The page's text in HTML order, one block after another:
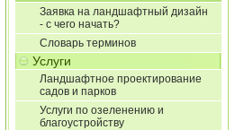
Заявка на ландшафтный дизайн
- с чего начать?
Словарь терминов
Услуги
Ландшафтное проектирование
садов и парков
Услуги по озеленению и
благоустройству